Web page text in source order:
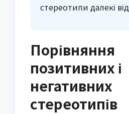
стереотипи далекі
Порівняння
позитивних і
негативних
стереотипів